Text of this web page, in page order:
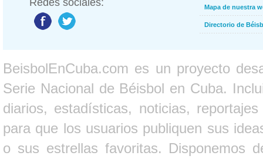
Redes sociales: Mapa de nuestra
Directorio de
BeisbolEnCuba.com es un proyecto
Serie Nacional de Béisbol en Cuba.
diarios, estadísticas, noticias,
para que los usuarios publiquen sus
o sus estrellas favoritas. Disponemos